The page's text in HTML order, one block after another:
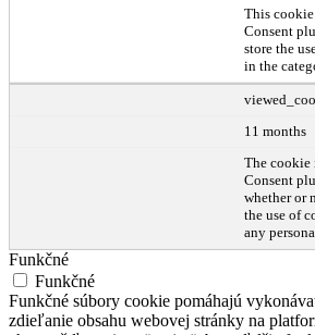
This
Consent
store the
in the
11 months
The cookie
Consent
whether or
the use of
any
Funkčné
Funkčné
Funkčné súbory cookie pomáhajú
zdieľanie obsahu webovej stránky na